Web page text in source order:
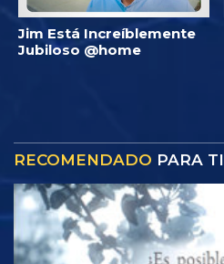
Jim Está Increíblemente
Jubiloso @home
RECOMENDADO PARA TI